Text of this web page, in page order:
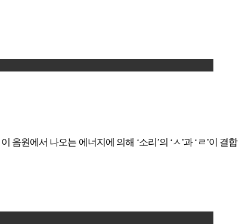
원에서 나오는 에너지에 의해 ‘소리’의 ‘ㅅ’과 ‘ㄹ’이 결합